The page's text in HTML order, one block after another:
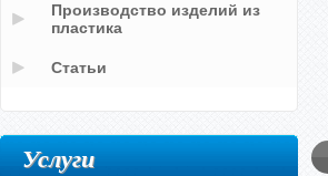
Производство изделий из
пластика
Статьи
Услуги